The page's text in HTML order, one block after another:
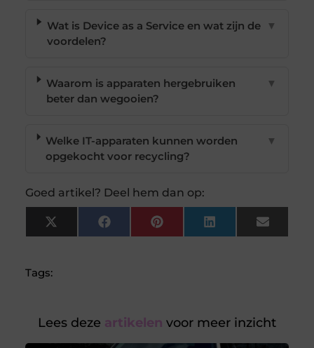
Wat is Device as a Service en wat zijn de
voordelen?
▼
Waarom is apparaten hergebruiken
beter dan wegooien?
▼
Welke IT-apparaten kunnen worden
opgekocht voor recycling?
▼
Goed artikel? Deel hem dan op:
X
(Twitter)
FacebookPinterest LinkedIn Email
Tags:
Lees deze artikelen voor meer inzicht